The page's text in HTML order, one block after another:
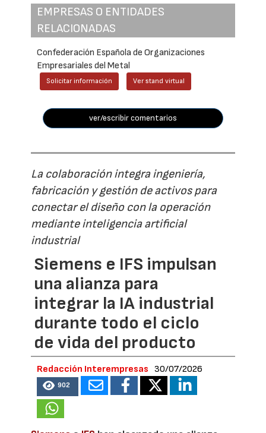
EMPRESAS O ENTIDADES
RELACIONADAS
Confederación Española de Organizaciones
Empresariales del Metal
Solicitar información Ver stand virtual
ver/escribir comentarios
La colaboración integra ingeniería,
fabricación y gestión de activos para
conectar el diseño con la operación
mediante inteligencia artificial
industrial
Siemens e IFS impulsan
una alianza para
integrar la IA industrial
durante todo el ciclo
de vida del producto
Redacción Interempresas 30/07/2026
902